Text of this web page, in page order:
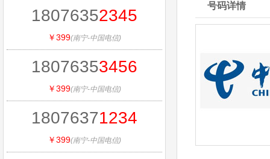
18076352345
￥399(南宁-中国电信)
18076353456
￥399(南宁-中国电信)
18076371234
￥399(南宁-中国电信)
号码详情